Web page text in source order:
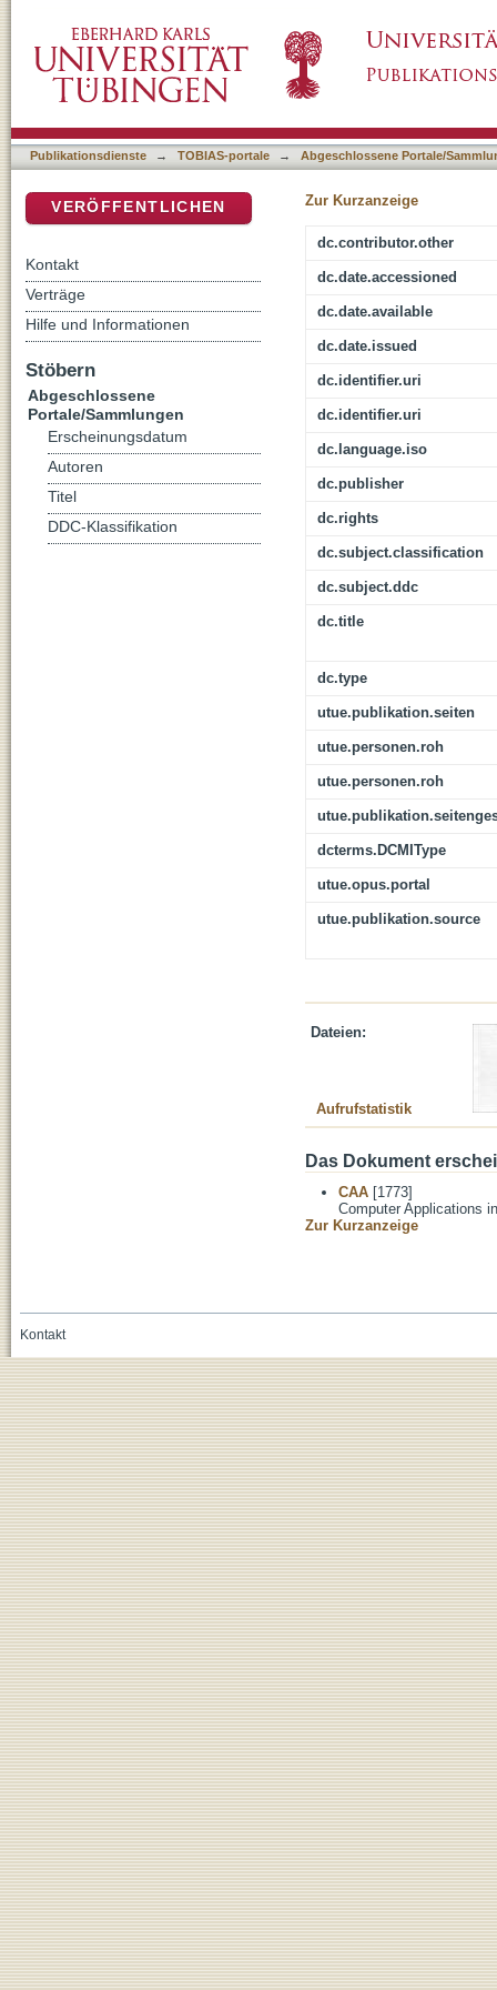
Publikationsdienste → TOBIAS-portale → Abgeschlossene Portale/
Zur Kurzanzeige
dc.contributor.other
dc.date.accessioned
dc.date.available
dc.date.issued
dc.identifier.uri
dc.identifier.uri
dc.language.iso
dc.publisher
dc.rights
dc.subject.classification
dc.subject.ddc
dc.title
dc.type
utue.publikation.seiten
utue.personen.roh
utue.personen.roh
dcterms.DCMIType
utue.opus.portal
utue.publikation.source
Dateien:
Aufrufstatistik
Das Dokument
CAA [1773]
Computer Applications
Zur Kurzanzeige
VERÖFFENTLICHEN
Kontakt
Verträge
Hilfe und Informationen
Stöbern
Abgeschlossene
Portale/Sammlungen
Erscheinungsdatum
Autoren
Titel
DDC-Klassifikation
Kontakt